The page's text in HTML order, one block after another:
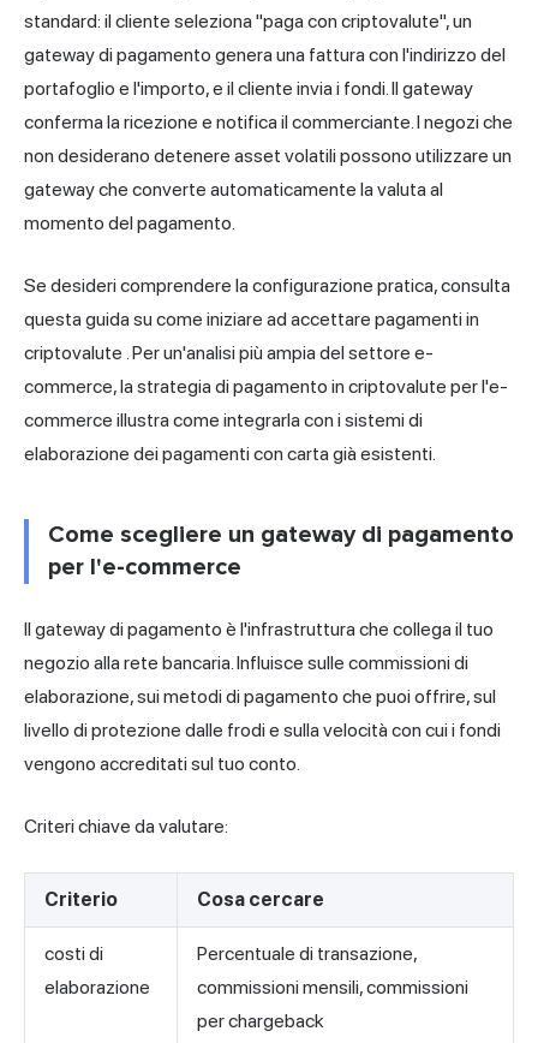
standard: il cliente seleziona "paga con criptovalute", un
gateway di pagamento genera una fattura con l'indirizzo del
portafoglio e l'importo, e il cliente invia i fondi. Il gateway
conferma la ricezione e notifica il commerciante. I negozi che
non desiderano detenere asset volatili possono utilizzare un
gateway che converte automaticamente la valuta al
momento del pagamento.
Se desideri comprendere la configurazione pratica, consulta
questa guida su come iniziare ad accettare pagamenti in
criptovalute . Per un'analisi più ampia del settore e-
commerce,la strategia di pagamento in criptovalute per l'e-
commerce illustra come integrarla con i sistemi di
elaborazione dei pagamenti con carta già esistenti.
Come scegliere un gateway di pagamento
per l'e-commerce
Il gateway di pagamento è l'infrastruttura che collega il tuo
negozio alla rete bancaria. Influisce sulle commissioni di
elaborazione, sui metodi di pagamento che puoi offrire, sul
livello di protezione dalle frodi e sulla velocità con cui i fondi
vengono accreditati sul tuo conto.
Criteri chiave da valutare:
Criterio Cosa cercare
costi di
elaborazione
Percentuale di transazione,
commissioni mensili, commissioni
per chargeback